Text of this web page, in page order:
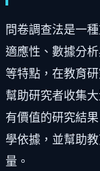
問卷調查法是一
適應性、數據分
等特點，在教育
幫助研究者收集
有價值的研究結
學依據，並幫助
量。